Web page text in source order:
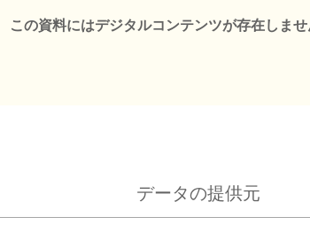
この資料にはデジタルコンテンツが存在しませ
データの提供元